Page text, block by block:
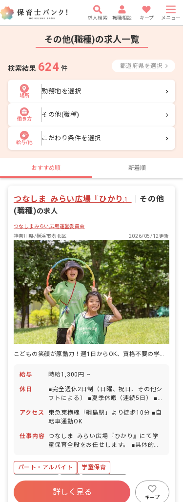
求人検索 転職相談 キープ メニュー
その他(職種)の求人一覧
検索結果 624 件 都道府県を選択
場所
勤務地を選択
働き方
その他(職種)
給与/他
こだわり条件を選択
おすすめ順 新着順
つなしま みらい広場『ひかり』
その他
(職種)の求人
つなしまみらい広場運営委員会
神奈川県/横浜市港北区
2026/05/12更新
こどもの笑顔が原動力！週1日からOK、資格不要の学童スタッフ募集☆
給与 時給1,300円 ~
休日
■完全週休2日制（日曜、祝日、その他シ
フトによる） ■夏季休暇（連続5日） ■
日から31日） ■有給休暇（取得率
100％） ■慶弔休暇 ■産前産後・育児休
暇（取得率100％・復帰率100％） ■介
護・看護休暇
アクセス
東急東横線「綱島駅」より徒歩10分 ■自
転車通勤OK
仕事内容
つなしま みらい広場『ひかり』にて学
童保育全般をお任せします。 ■具体的な
象） ・公園などへの引率 ・室内遊び
（ボードゲームや読み聞かせ、工作や折
り紙） ・宿題や家庭学習のサポート ・
片付けや掃除などの施設内環境整備 ・お
誕生日カードや制作物の準備
パート・アルバイト
学童保育
社会保険完備
有給
福利厚生充実
残業少なめ
昇給昇進あり
詳しく見る
キープ